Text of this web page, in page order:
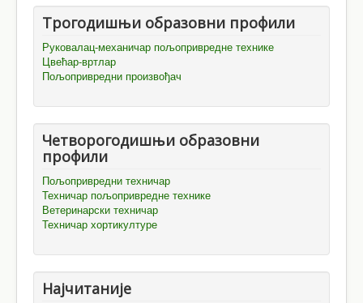
Трогодишњи образовни профили
Руковалац-механичар пољопривредне технике
Цвећар-вртлар
Пољопривредни произвођач
Четворогодишњи образовни
профили
Пољопривредни техничар
Техничар пољопривредне технике
Ветеринарски техничар
Техничар хортикултуре
Најчитаније